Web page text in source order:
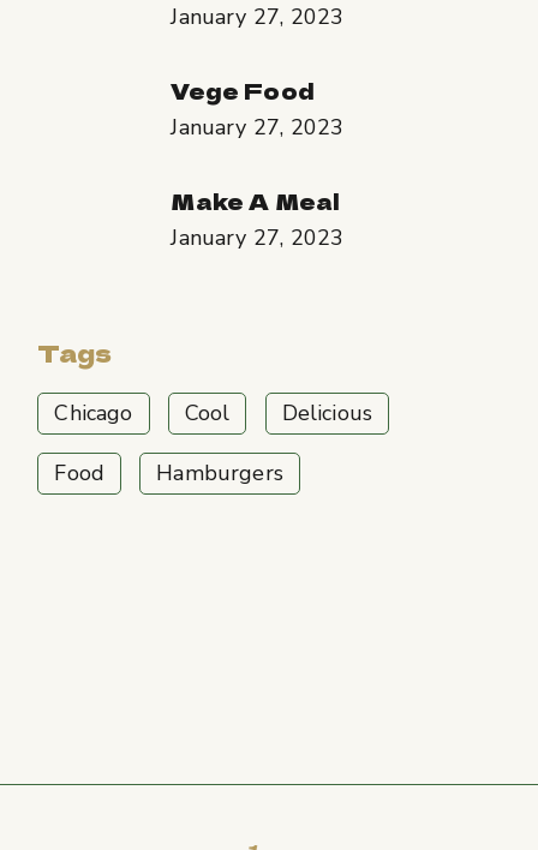
January 27, 2023
Vege Food
January 27, 2023
Make A Meal
January 27, 2023
Tags
Chicago Cool Delicious
Food Hamburgers